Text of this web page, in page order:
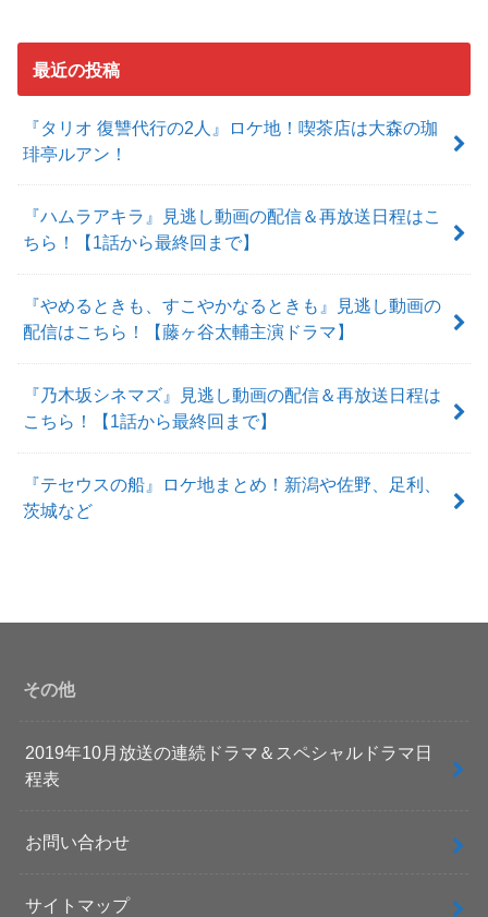
最近の投稿
『タリオ 復讐代行の2人』ロケ地！喫茶店は大森の珈
琲亭ルアン！
『ハムラアキラ』見逃し動画の配信＆再放送日程はこ
ちら！【1話から最終回まで】
『やめるときも、すこやかなるときも』見逃し動画の
配信はこちら！【藤ヶ谷太輔主演ドラマ】
『乃木坂シネマズ』見逃し動画の配信＆再放送日程は
こちら！【1話から最終回まで】
『テセウスの船』ロケ地まとめ！新潟や佐野、足利、
茨城など
その他
2019年10月放送の連続ドラマ＆スペシャルドラマ日
程表
お問い合わせ
サイトマップ